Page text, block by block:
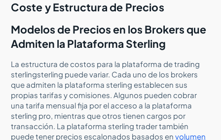
Coste y Estructura de Precios
Modelos de Precios en los Brokers que
Admiten la Plataforma Sterling
La estructura de costos para la plataforma de trading
sterlingsterling puede variar. Cada uno de los brokers
que admiten la plataforma sterling establecen sus
propias tarifas y comisiones. Algunos pueden cobrar
una tarifa mensual fija por el acceso a la plataforma
sterling pro, mientras que otros tienen cargos por
transacción. La plataforma sterling trader también
puede tener precios escalonados basados envolumen